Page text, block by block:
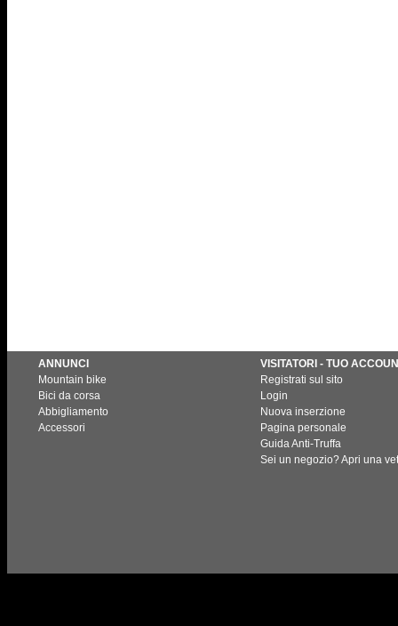
ANNUNCI
Mountain bike
Bici da corsa
Abbigliamento
Accessori
VISITATORI - TUO
Registrati sul sito
Login
Nuova inserzione
Pagina personale
Guida Anti-Truffa
Sei un negozio? Apri una